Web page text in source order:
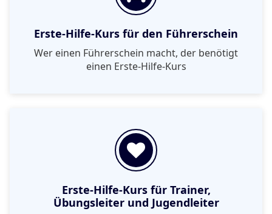
Erste-Hilfe-Kurs für den Führerschein
Wer einen Führerschein macht, der benötigt
einen Erste-Hilfe-Kurs
Erste-Hilfe-Kurs für Trainer,
Übungsleiter und Jugendleiter